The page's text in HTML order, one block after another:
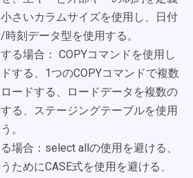
さいカラムサイズを使用し、日付
刻データ型を使用する。
る場合： COPYコマンドを使用し
する、1つのCOPYコマンドで複数
ードする、ロードデータを複数の
る、ステージングテーブルを使用
。
場合：select allの使用を避ける、
ためにCASE式を使用を避ける、